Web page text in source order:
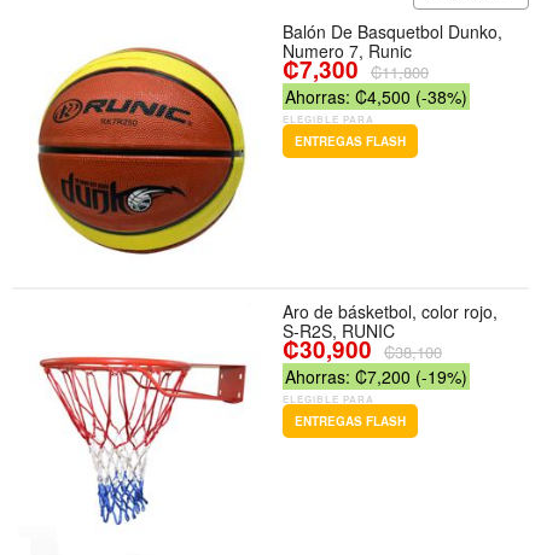
Balón De Basquetbol Dunko,
Numero 7, Runic
₡7,300 ₡11,800
Ahorras: ₡4,500 (-38%)
ELEGIBLE PARA
ENTREGAS FLASH
Aro de básketbol, color rojo,
S-R2S, RUNIC
₡30,900 ₡38,100
Ahorras: ₡7,200 (-19%)
ELEGIBLE PARA
ENTREGAS FLASH